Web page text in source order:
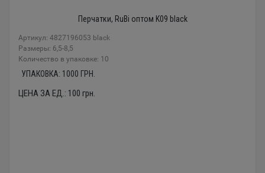
Перчатки, RuBi оптом K09 black
Артикул: 4827196053 black
Размеры: 6,5-8,5
Количество в упаковке: 10
УПАКОВКА: 1000 ГРН.
ЦЕНА ЗА ЕД.: 100 грн.